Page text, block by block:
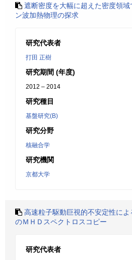
遮断密度を大幅に超えた密度領
ン波加熱物理の探求
研究代表者
打田 正樹
研究期間 (年度)
2012 – 2014
研究種目
基盤研究(B)
研究分野
核融合学
研究機関
京都大学
高速粒子駆動巨視的不安定性に
のＭＨＤスペクトロスコピー
研究代表者